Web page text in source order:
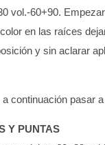
vol.-60+90.
en las raíces
y sin aclarar
continuación pasar
Y PUNTAS